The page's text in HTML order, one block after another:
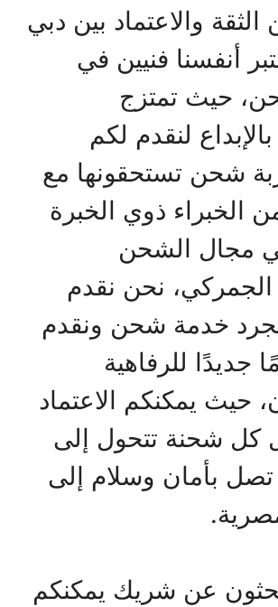
والاعتماد بين دبي
أنفسنا فنيين في
حيث تمتزج
بالإبداع لنقدم لكم
شحن تستحقونها مع
الخبراء ذوي الخبرة
مجال الشحن
الجمركي، نحن نقدم
خدمة شحن ونقدم
جديدًا للرفاهية
حيث يمكنكم الاعتماد
كل شحنة تتحول إلى
تصل بأمان وسلام إلى
عن شريك يمكنكم